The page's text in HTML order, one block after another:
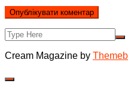
Cream Magazine by